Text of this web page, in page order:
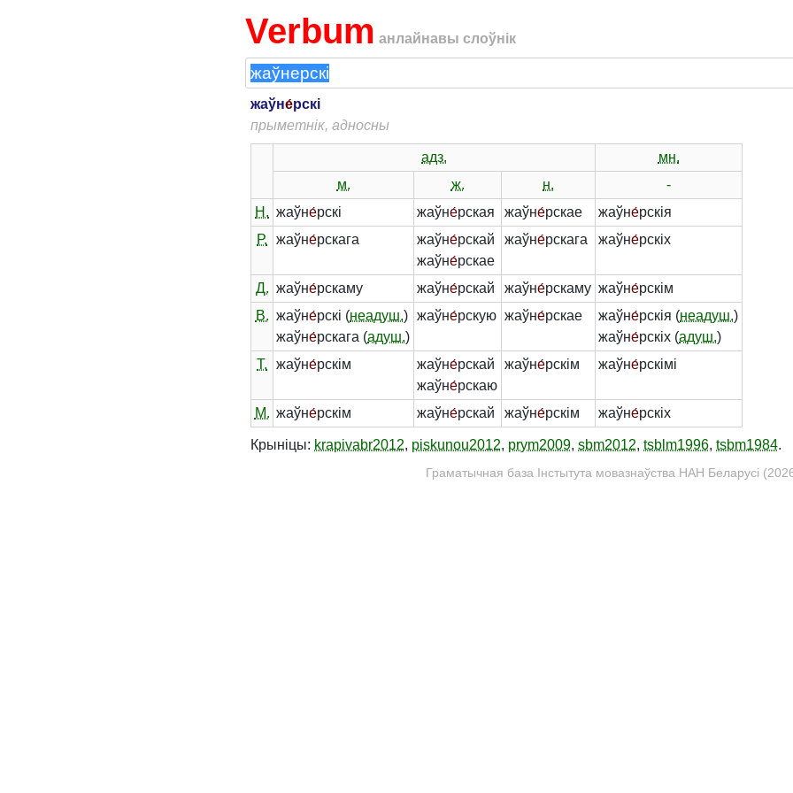
Verbum анлайнавы слоўнік
жаўне́рскі
прыметнік, адносны
адз.
мн.
м.
ж. н.
-
Н. жаўне́рскі жаўне́рская жаўне́рскае жаўне́рскія
Р.
жаўне́рскага жаўне́рскай
жаўне́рскае
жаўне́рскага жаўне́рскіх
Д. жаўне́рскаму жаўне́рскай жаўне́рскаму жаўне́рскім
В. жаўне́рскі (неадуш.)
жаўне́рскага (адуш.)
жаўне́рскую жаўне́рскае жаўне́рскія (неадуш.)
жаўне́рскіх (адуш.)
Т.
жаўне́рскім жаўне́рскай
жаўне́рскаю
жаўне́рскім жаўне́рскімі
М. жаўне́рскім жаўне́рскай жаўне́рскім жаўне́рскіх
Крыніцы: krapivabr2012, piskunou2012, prym2009, sbm2012, tsblm1996, tsbm1984.
Граматычная база Інстытута мовазнаўства НАН Беларусі